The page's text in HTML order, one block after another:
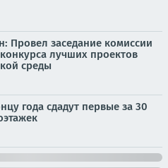
Провел заседание комиссии
лучших проектов
среды
года сдадут первые за 30